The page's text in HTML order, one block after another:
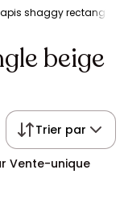
shaggy rectangle
beige
Trier par
Vente-unique